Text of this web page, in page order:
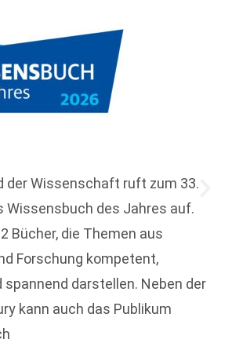
der Wissenschaft ruft zum 33.
Wissensbuch des Jahres auf.
Bücher, die Themen aus
Forschung kompetent,
darstellen. Neben der
kann auch das Publikum